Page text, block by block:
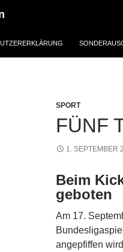
SPORT
FÜNF
1. SEPTEMBER
Beim
geboten
Am 17.
angepfiffen